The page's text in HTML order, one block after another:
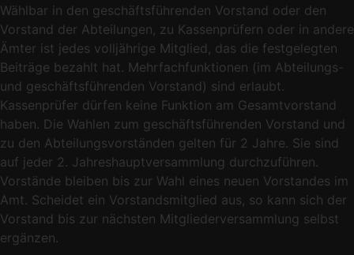
Wählbar in den geschäftsführenden Vorstand oder den
Vorstand der Abteilungen, zu Kassenprüfern oder in andere
Ämter ist jedes volljährige Mitglied, das die festgelegten
Beiträge bezahlt hat. Mehrfachfunktionen (im Abteilungs-
und geschäftsführenden Vorstand) sind erlaubt.
Kassenprüfer dürfen keine Funktion am Gesamtvorstand
haben. Die Wahlen zum geschäftsführenden Vorstand und
zu den Abteilungsvorständen gelten für 2 Jahre. Sie sind
auf jeder 2. Jahreshauptversammlung durchzuführen.
Vorstände bleiben bis zur Wahl eines neuen Vorstandes im
Amt. Scheidet ein Vorstandsmitglied aus, so kann sich der
Vorstand bis zur nächsten Mitgliederversammlung selbst
ergänzen.